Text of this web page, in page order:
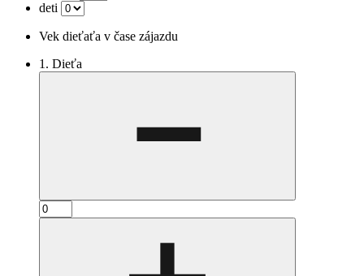
deti
Vek dieťaťa v čase zájazdu
1. Dieťa